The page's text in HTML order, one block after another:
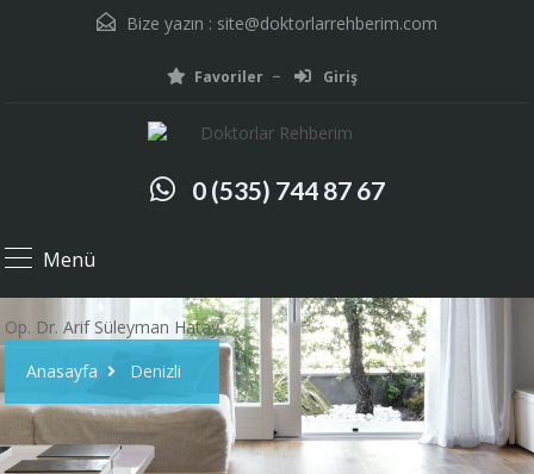
Bize yazın : site@doktorlarrehberim.com
Favoriler Giriş
0 (535) 744 87 67
Menü
Op. Dr. Arif Süleyman Hatay
Anasayfa
Denizli